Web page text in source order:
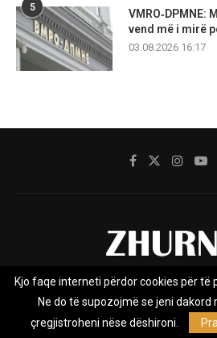
5
VMRO‑DPMNE:
vend më i mirë
03.08.2026 16:17
Rreth nesh Impresumi
Privacy
Kjo faqe interneti përdor cookies për të
Ne do të supozojmë se jeni dakord
çregjistroheni nëse dëshironi.